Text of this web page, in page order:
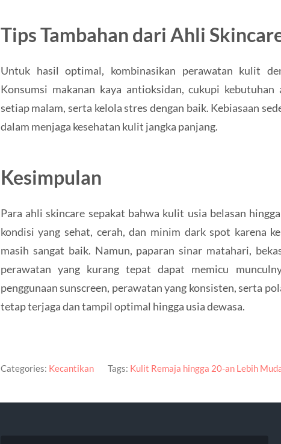
Tips Tambahan dari Ahli
Untuk hasil optimal, kombinasikan perawatan kulit
Konsumsi makanan kaya antioksidan, cukupi
setiap malam, serta kelola stres dengan baik. Kebiasaan
dalam menjaga kesehatan kulit jangka panjang.
Kesimpulan
Para ahli skincare sepakat bahwa kulit usia belasan
kondisi yang sehat, cerah, dan minim dark spot karena
masih sangat baik. Namun, paparan sinar matahari,
perawatan yang kurang tepat dapat memicu
penggunaan sunscreen, perawatan yang konsisten, serta
tetap terjaga dan tampil optimal hingga usia dewasa.
Categories: Kecantikan Tags: Kulit Remaja hingga 20-an Lebih